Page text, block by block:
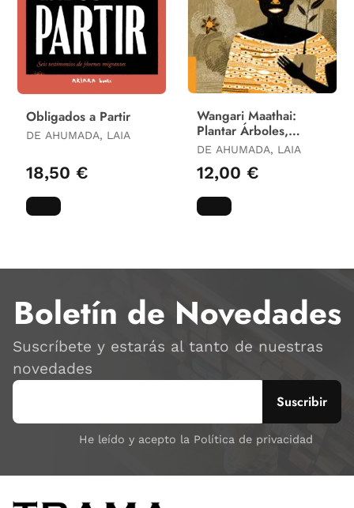
Obligados a Partir
DE AHUMADA, LAIA
18,50 €
Wangari Maathai:
Plantar Árboles,
Sembrar Ideas
DE AHUMADA, LAIA
12,00 €
Boletín de Novedades
Suscríbete y estarás al tanto de nuestras
novedades
He leído y acepto la Política de privacidad